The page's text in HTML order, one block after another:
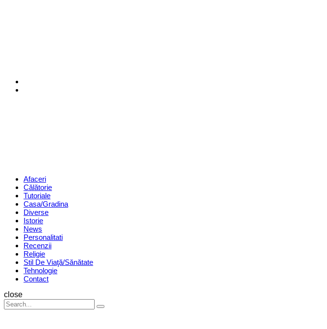
Menu Afaceri
Călătorie
Tutoriale
Casa/Gradina
Diverse
Istorie
News
Personalitati
Recenzii
Religie
Stil De Viaţă/Sănătate
Tehnologie
Contact
Search
close
Search
for:
Search